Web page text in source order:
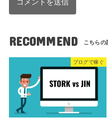
RECOMMEND
ブログで稼ぐ